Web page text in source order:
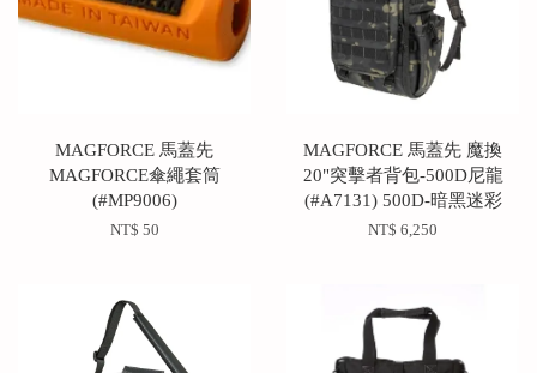
MAGFORCE 馬蓋先
MAGFORCE傘繩套筒
(#MP9006)
NT$ 50
MAGFORCE 馬蓋先 魔換
20"突擊者背包-500D尼龍
(#A7131) 500D-暗黑迷彩
NT$ 6,250